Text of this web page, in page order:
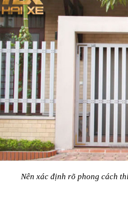
Nên xác định rõ phong cách